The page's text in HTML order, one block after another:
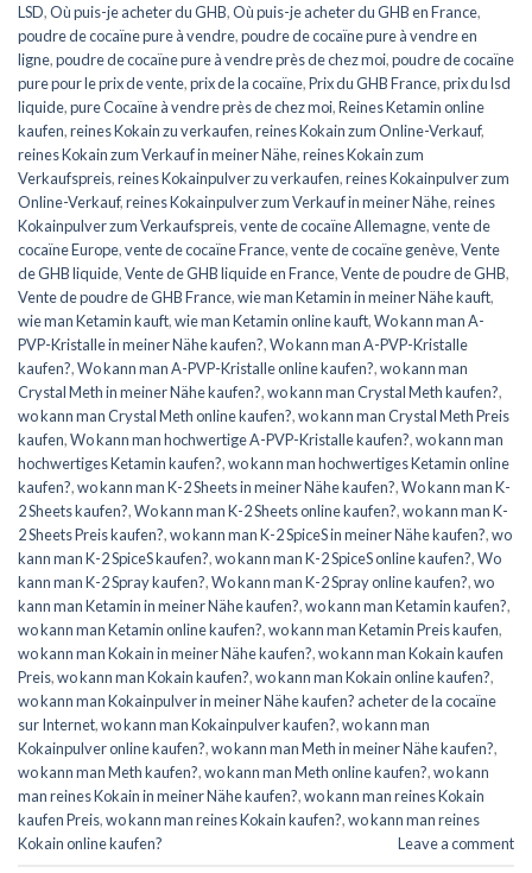
LSD,Où puis-je acheter du GHB,Où puis-je acheter du GHB en France,
poudre de cocaïne pure à vendre,poudre de cocaïne pure à vendre en
ligne,poudre de cocaïne pure à vendre près de chez moi,poudre de cocaïne
pure pour le prix de vente,prix de la cocaïne,Prix du GHB France,prix du lsd
liquide,pure Cocaïne à vendre près de chez moi,Reines Ketamin online
kaufen,reines Kokain zu verkaufen,reines Kokain zum Online-Verkauf,
reines Kokain zum Verkauf in meiner Nähe,reines Kokain zum
Verkaufspreis,reines Kokainpulver zu verkaufen,reines Kokainpulver zum
Online-Verkauf,reines Kokainpulver zum Verkauf in meiner Nähe,reines
Kokainpulver zum Verkaufspreis,vente de cocaïne Allemagne,vente de
cocaïne Europe,vente de cocaïne France,vente de cocaïne genève,Vente
de GHB liquide,Vente de GHB liquide en France,Vente de poudre de GHB,
Vente de poudre de GHB France,wie man Ketamin in meiner Nähe kauft,
wie man Ketamin kauft,wie man Ketamin online kauft,Wo kann man A-
PVP-Kristalle in meiner Nähe kaufen?,Wo kann man A-PVP-Kristalle
kaufen?,Wo kann man A-PVP-Kristalle online kaufen?,wo kann man
Crystal Meth in meiner Nähe kaufen?,wo kann man Crystal Meth kaufen?,
wo kann man Crystal Meth online kaufen?,wo kann man Crystal Meth Preis
kaufen,Wo kann man hochwertige A-PVP-Kristalle kaufen?,wo kann man
hochwertiges Ketamin kaufen?,wo kann man hochwertiges Ketamin online
kaufen?,wo kann man K-2 Sheets in meiner Nähe kaufen?,Wo kann man K-
2 Sheets kaufen?,Wo kann man K-2 Sheets online kaufen?,wo kann man K-
2 Sheets Preis kaufen?,wo kann man K-2 SpiceS in meiner Nähe kaufen?,wo
kann man K-2 SpiceS kaufen?,wo kann man K-2 SpiceS online kaufen?,Wo
kann man K-2 Spray kaufen?,Wo kann man K-2 Spray online kaufen?,wo
kann man Ketamin in meiner Nähe kaufen?,wo kann man Ketamin kaufen?,
wo kann man Ketamin online kaufen?,wo kann man Ketamin Preis kaufen,
wo kann man Kokain in meiner Nähe kaufen?,wo kann man Kokain kaufen
Preis,wo kann man Kokain kaufen?,wo kann man Kokain online kaufen?,
wo kann man Kokainpulver in meiner Nähe kaufen? acheter de la cocaïne
sur Internet,wo kann man Kokainpulver kaufen?,wo kann man
Kokainpulver online kaufen?,wo kann man Meth in meiner Nähe kaufen?,
wo kann man Meth kaufen?,wo kann man Meth online kaufen?,wo kann
man reines Kokain in meiner Nähe kaufen?,wo kann man reines Kokain
kaufen Preis,wo kann man reines Kokain kaufen?,wo kann man reines
Kokain online kaufen?
Leave a comment